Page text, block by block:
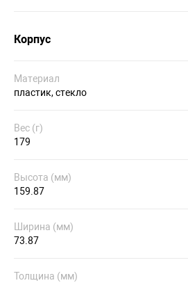
Корпус
Материал
пластик, стекло
Вес (г)
179
Высота (мм)
159.87
Ширина (мм)
73.87
Толщина (мм)